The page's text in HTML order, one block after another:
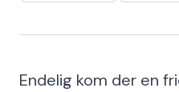
Endelig kom der en